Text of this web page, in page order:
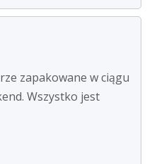
zapakowane w ciągu
Wszystko jest